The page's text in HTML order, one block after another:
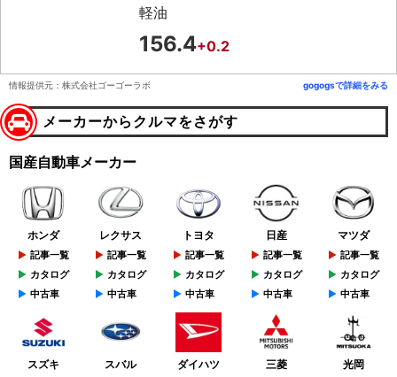
軽油
156.4+0.2
情報提供元：株式会社ゴーゴーラボ gogogsで詳細をみる
メーカーからクルマをさがす
国産自動車メーカー
ホンダ
記事一覧
カタログ
中古車
レクサス
記事一覧
カタログ
中古車
トヨタ
記事一覧
カタログ
中古車
日産
記事一覧
カタログ
中古車
マツダ
記事一覧
カタログ
中古車
スズキ スバル ダイハツ 三菱 光岡